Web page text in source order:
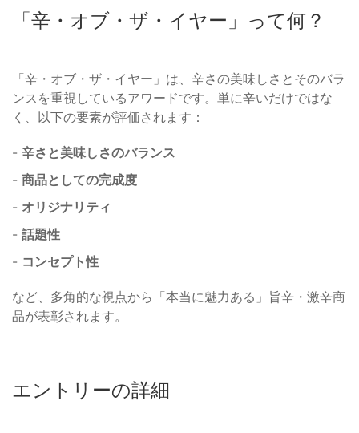
「辛・オブ・ザ・イヤー」って何？
「辛・オブ・ザ・イヤー」は、辛さの美味しさとそのバラ
ンスを重視しているアワードです。単に辛いだけではな
く、以下の要素が評価されます：
- 辛さと美味しさのバランス
- 商品としての完成度
- オリジナリティ
- 話題性
- コンセプト性
など、多角的な視点から「本当に魅力ある」旨辛・激辛商
品が表彰されます。
エントリーの詳細